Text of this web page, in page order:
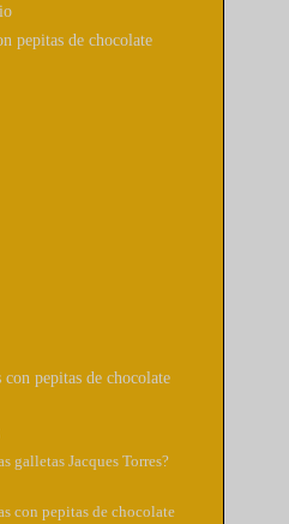
pepitas de chocolate
con pepitas de chocolate
galletas Jacques Torres?
con pepitas de chocolate